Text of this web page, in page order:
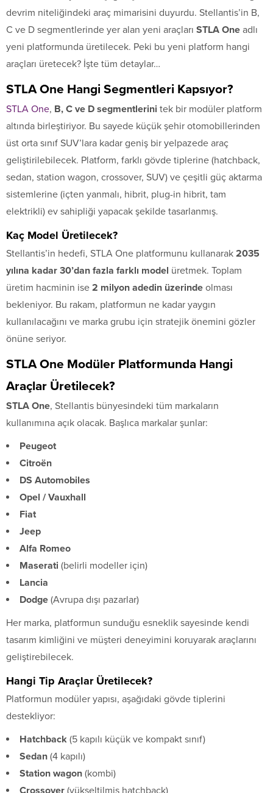
devrim niteliğindeki araç mimarisini duyurdu. Stellantis’in B,
C ve D segmentlerinde yer alan yeni araçları STLA One adlı
yeni platformunda üretilecek. Peki bu yeni platform hangi
araçları üretecek? İşte tüm detaylar…
STLA One Hangi Segmentleri Kapsıyor?
STLA One, B, C ve D segmentlerini tek bir modüler platform
altında birleştiriyor. Bu sayede küçük şehir otomobillerinden
üst orta sınıf SUV’lara kadar geniş bir yelpazede araç
geliştirilebilecek. Platform, farklı gövde tiplerine (hatchback,
sedan, station wagon, crossover, SUV) ve çeşitli güç aktarma
sistemlerine (içten yanmalı, hibrit, plug-in hibrit, tam
elektrikli) ev sahipliği yapacak şekilde tasarlanmış.
Kaç Model Üretilecek?
Stellantis’in hedefi, STLA One platformunu kullanarak 2035
yılına kadar 30’dan fazla farklı model üretmek. Toplam
üretim hacminin ise 2 milyon adedin üzerinde olması
bekleniyor. Bu rakam, platformun ne kadar yaygın
kullanılacağını ve marka grubu için stratejik önemini gözler
önüne seriyor.
STLA One Modüler Platformunda Hangi
Araçlar Üretilecek?
STLA One, Stellantis bünyesindeki tüm markaların
kullanımına açık olacak. Başlıca markalar şunlar:
Peugeot
Citroën
DS Automobiles
Opel / Vauxhall
Fiat
Jeep
Alfa Romeo
Maserati (belirli modeller için)
Lancia
Dodge (Avrupa dışı pazarlar)
Her marka, platformun sunduğu esneklik sayesinde kendi
tasarım kimliğini ve müşteri deneyimini koruyarak araçlarını
geliştirebilecek.
Hangi Tip Araçlar Üretilecek?
Platformun modüler yapısı, aşağıdaki gövde tiplerini
destekliyor:
Hatchback (5 kapılı küçük ve kompakt sınıf)
Sedan (4 kapılı)
Station wagon (kombi)
Crossover (yükseltilmiş hatchback)